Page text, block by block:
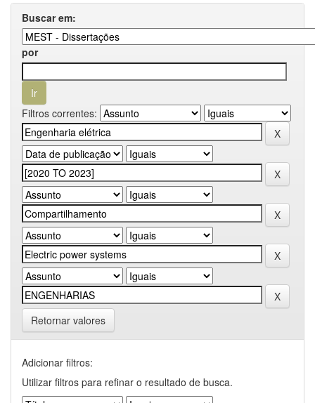
Buscar em:
por
Filtros correntes:
Retornar valores
Adicionar filtros:
Utilizar filtros para refinar o resultado de busca.